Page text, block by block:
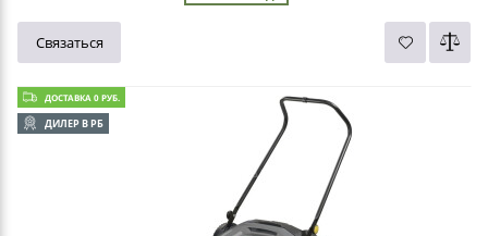
Связаться
ДОСТАВКА 0 РУБ.
ДИЛЕР В РБ